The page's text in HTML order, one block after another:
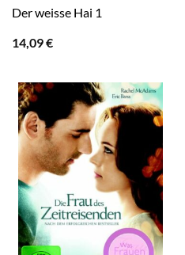
Der weisse Hai 1
14,09€